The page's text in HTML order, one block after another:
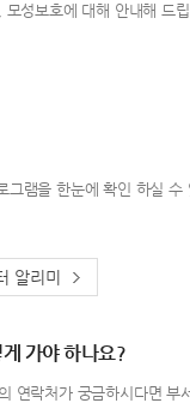
성보호에 대해 안내해 드
그램을 한눈에 확인 하실 수
알리미
가야 하나요?
연락처가 궁금하시다면 부